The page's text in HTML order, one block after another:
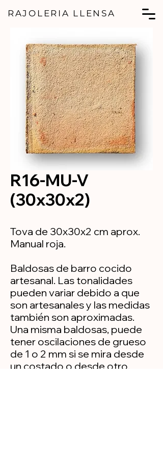
RAJOLERIA LLENSA
R16-MU-V
(30x30x2)
Tova de 30x30x2 cm aprox.
Manual roja.
Baldosas de barro cocido
artesanal. Las tonalidades
pueden variar debido a que
son artesanales y las medidas
también son aproximadas.
Una misma baldosas, puede
tener oscilaciones de grueso
de 1 o 2 mm si se mira desde
un costado o desde otro.